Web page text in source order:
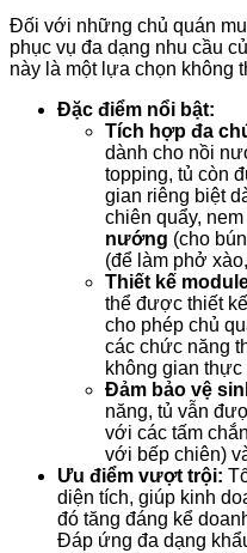
Đối với những chủ quán
phục vụ đa dạng nhu cầu
này là một lựa chọn không
Đặc điểm nổi bật:
Tích hợp đa
dành cho nồi
topping, tủ còn
gian riêng biệt
chiên quẩy,
nướng (cho
(để làm phở
Thiết kế
thể được thiết
cho phép chủ
các chức năng
không gian thực
Đảm bảo vệ
năng, tủ vẫn
với các tấm
với bếp chiên)
Ưu điểm vượt trội:
diện tích, giúp kinh
đó tăng đáng kể
Đáp ứng đa dạng